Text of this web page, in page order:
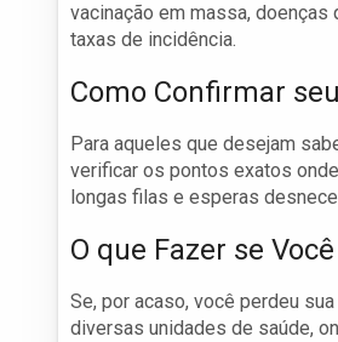
vacinação em massa,
taxas de incidência.
Como Confirmar
Para aqueles que desejam
verificar os pontos exatos
longas filas e esperas
O que Fazer se
Se, por acaso, você perdeu
diversas unidades de saúde,